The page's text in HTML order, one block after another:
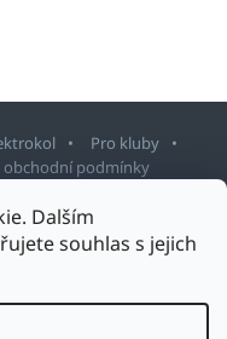
Dalším
souhlas s jejich
Pro kluby
obchodní podmínky